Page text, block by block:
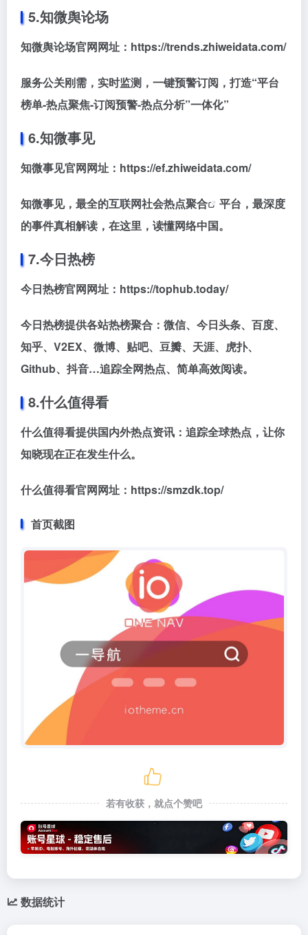
5.知微舆论场
知微舆论场官网网址：https://trends.zhiweidata.com/
服务公关刚需，实时监测，一键预警订阅，打造“平台
榜单-热点聚焦-订阅预警-热点分析”一体化”
6.知微事见
知微事见官网网址：https://ef.zhiweidata.com/
知微事见，最全的互联网社会热点聚合
平台，最深度
的事件真相解读，在这里，读懂网络中国。
7.今日热榜
今日热榜官网网址：https://tophub.today/
今日热榜提供各站热榜聚合：微信、今日头条、百度、
知乎、V2EX、微博、贴吧、豆瓣、天涯、虎扑、
Github、抖音…追踪全网热点、简单高效阅读。
8.什么值得看
什么值得看提供国内外热点资讯：追踪全球热点，让你
知晓现在正在发生什么。
什么值得看官网网址：https://smzdk.top/
首页截图
若有收获，就点个赞吧
数据统计